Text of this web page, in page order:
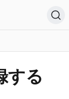
する